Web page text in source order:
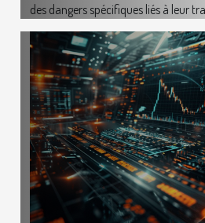
des dangers spécifiques liés à leur